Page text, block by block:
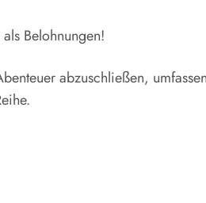
Belohnungen!
abzuschließen,